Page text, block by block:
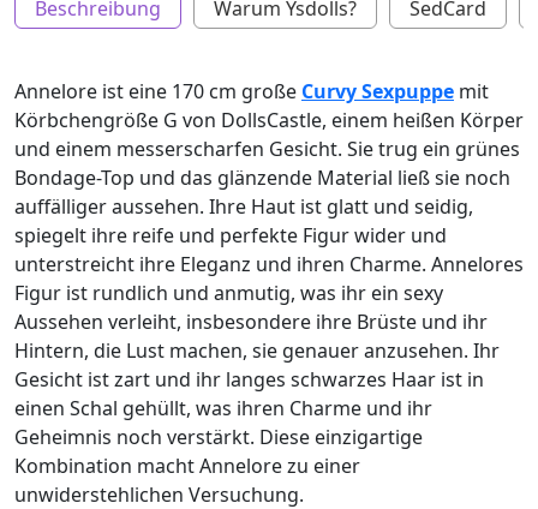
Beschreibung Warum Ysdolls? SedCard
Annelore ist eine 170 cm große Curvy Sexpuppe mit
Körbchengröße G von DollsCastle, einem heißen Körper
und einem messerscharfen Gesicht. Sie trug ein grünes
Bondage-Top und das glänzende Material ließ sie noch
auffälliger aussehen. Ihre Haut ist glatt und seidig,
spiegelt ihre reife und perfekte Figur wider und
unterstreicht ihre Eleganz und ihren Charme. Annelores
Figur ist rundlich und anmutig, was ihr ein sexy
Aussehen verleiht, insbesondere ihre Brüste und ihr
Hintern, die Lust machen, sie genauer anzusehen. Ihr
Gesicht ist zart und ihr langes schwarzes Haar ist in
einen Schal gehüllt, was ihren Charme und ihr
Geheimnis noch verstärkt. Diese einzigartige
Kombination macht Annelore zu einer
unwiderstehlichen Versuchung.